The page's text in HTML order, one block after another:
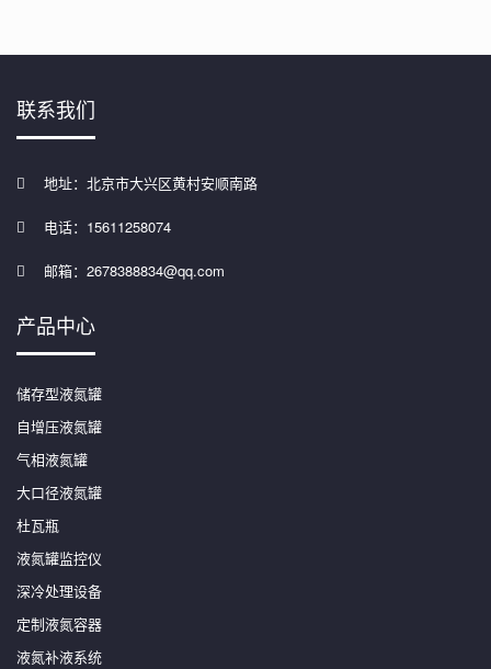
联系我们
地址：北京市大兴区黄村安顺南路
电话：15611258074
邮箱：2678388834@qq.com
产品中心
储存型液氮罐
自增压液氮罐
气相液氮罐
大口径液氮罐
杜瓦瓶
液氮罐监控仪
深冷处理设备
定制液氮容器
液氮补液系统